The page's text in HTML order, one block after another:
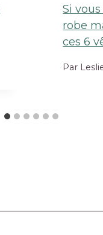
Si
robe
ces 6
Par